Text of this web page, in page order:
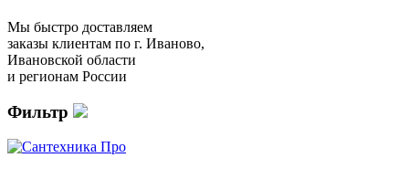
Мы быстро доставляем
заказы клиентам по г. Иваново,
Ивановской области
и регионам России
Фильтр